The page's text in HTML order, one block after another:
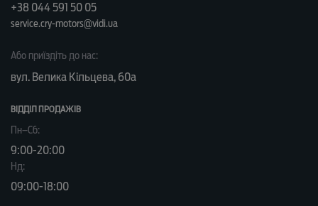
+38 044 591 50 05
service.cry-motors@vidi.ua
Або приїздіть до нас:
вул. Велика Кільцева, 60а
ВІДДІЛ ПРОДАЖІВ
Пн–Сб:
9:00-20:00
Нд:
09:00-18:00